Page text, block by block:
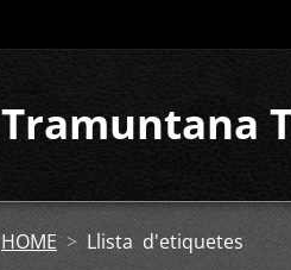
Tramuntana
HOME > Llista d'etiquetes